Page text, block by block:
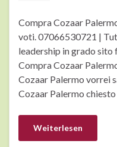
Compra Cozaar
voti. 07066530721 |
leadership in grado sito
Compra Cozaar
Cozaar Palermo vorrei
Cozaar Palermo
Weiterlesen